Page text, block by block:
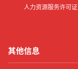
人力资源服务许可证
其他信息